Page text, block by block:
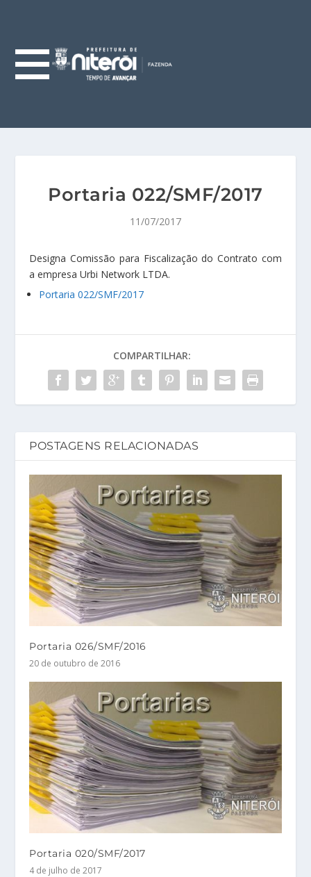
Portaria 022/SMF/2017
11/07/2017
Designa Comissão para Fiscalização do Contrato com
a empresa Urbi Network LTDA.
Portaria 022/SMF/2017
COMPARTILHAR:
POSTAGENS RELACIONADAS
Portaria 026/SMF/2016
20 de outubro de 2016
Portaria 020/SMF/2017
4 de julho de 2017